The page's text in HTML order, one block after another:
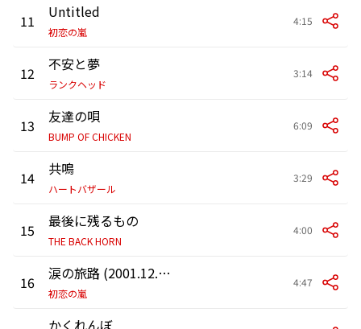
11 Untitled
初恋の嵐
4:15
12 不安と夢
ランクヘッド
3:14
13 友達の唄
BUMP OF CHICKEN
6:09
14 共鳴
ハートバザール
3:29
15 最後に残るもの
THE BACK HORN
4:00
16 涙の旅路 (2001.12.6 ユニバーサルレコーディングスタジオズAスタジオ)
初恋の嵐
4:47
かくれんぼ